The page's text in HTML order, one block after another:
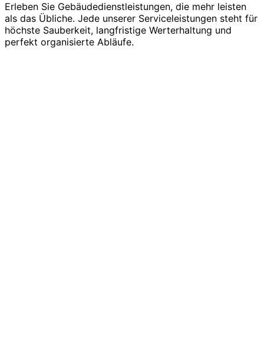
Erleben Sie Gebäudedienstleistungen, die mehr leisten
als das Übliche. Jede unserer Serviceleistungen steht für
höchste Sauberkeit, langfristige Werterhaltung und
perfekt organisierte Abläufe.